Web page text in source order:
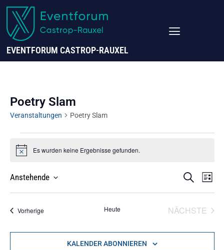
EVENTFORUM CASTROP-RAUXEL
Poetry Slam
Veranstaltungen Poetry Slam
HinweisEs wurden keine Ergebnisse gefunden.
SUCHE
LISTE
Anstehende
VorherigeVeranstaltungen Heute NÄCHSTE
KALENDER ABONNIEREN